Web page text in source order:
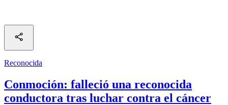
Reconocida
Conmoción: falleció una reconocida
conductora tras luchar contra el cáncer